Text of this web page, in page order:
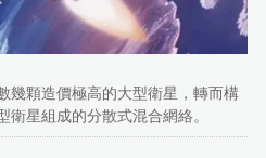
幾顆造價極高的大型衛星，轉而構
星組成的分散式混合網絡。